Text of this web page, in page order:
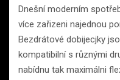
Dnešní moderním
více zařizeni najednou
Bezdrátové dobijecjky
kompatibilní s různými
nabídnu tak maximálni